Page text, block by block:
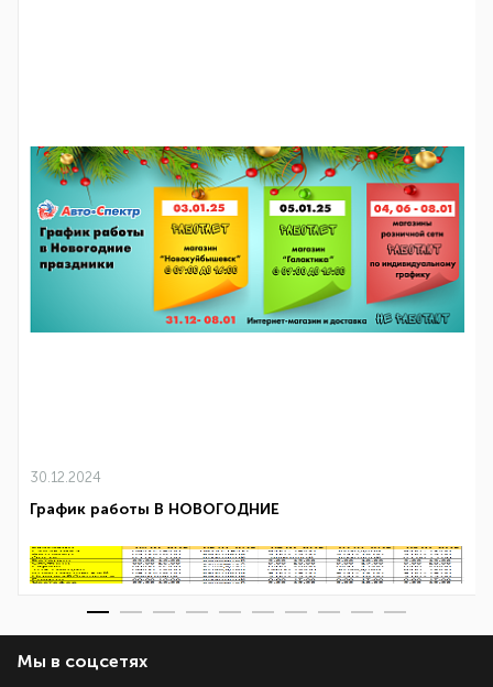
30.12.2024
График работы В НОВОГОДНИЕ
Мы в соцсетях